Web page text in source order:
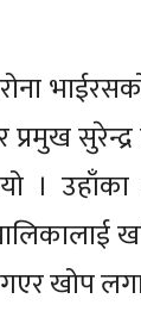
।
खोप